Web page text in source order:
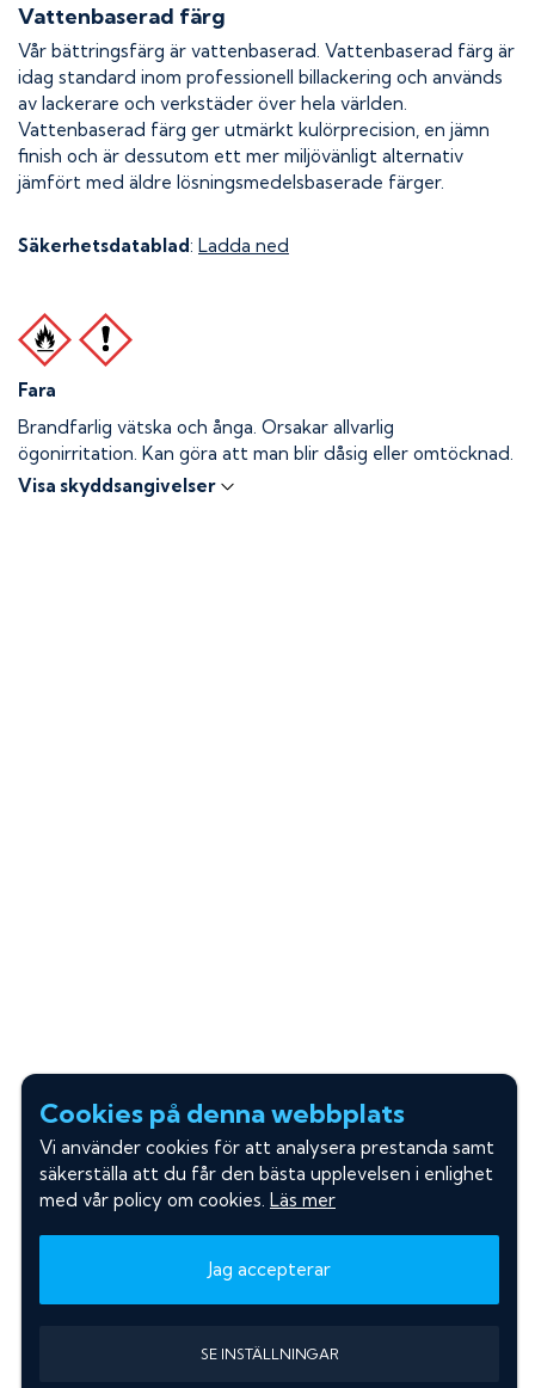
Vattenbaserad färg
Vår bättringsfärg är vattenbaserad. Vattenbaserad färg är
idag standard inom professionell billackering och används
av lackerare och verkstäder över hela världen.
Vattenbaserad färg ger utmärkt kulörprecision, en jämn
finish och är dessutom ett mer miljövänligt alternativ
jämfört med äldre lösningsmedelsbaserade färger.
Säkerhetsdatablad: Ladda ned
Fara
Brandfarlig vätska och ånga. Orsakar allvarlig
ögonirritation. Kan göra att man blir dåsig eller omtöcknad.
Visa skyddsangivelser
Cookies på denna webbplats
Vi använder cookies för att analysera prestanda samt
säkerställa att du får den bästa upplevelsen i enlighet
med vår policy om cookies. Läs mer
Jag accepterar
SE INSTÄLLNINGAR